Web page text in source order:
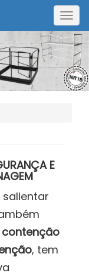
E
, tem